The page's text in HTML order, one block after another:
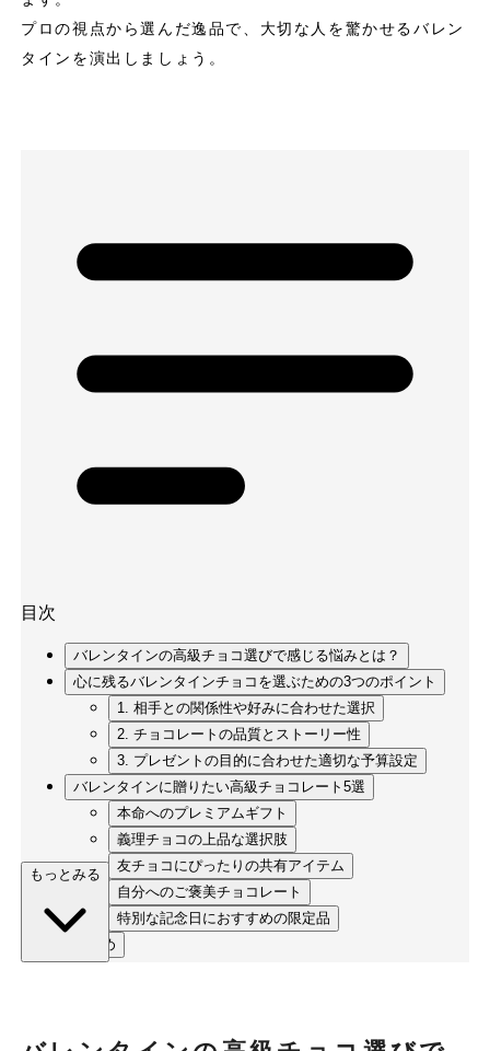
プロの視点から選んだ逸品で、大切な人を驚かせるバレン
タインを演出しましょう。
目次
バレンタインの高級チョコ選びで感じる悩みとは？
心に残るバレンタインチョコを選ぶための3つのポイント
1. 相手との関係性や好みに合わせた選択
2. チョコレートの品質とストーリー性
3. プレゼントの目的に合わせた適切な予算設定
バレンタインに贈りたい高級チョコレート5選
本命へのプレミアムギフト
義理チョコの上品な選択肢
友チョコにぴったりの共有アイテム
自分へのご褒美チョコレート
特別な記念日におすすめの限定品
まとめ
もっとみる